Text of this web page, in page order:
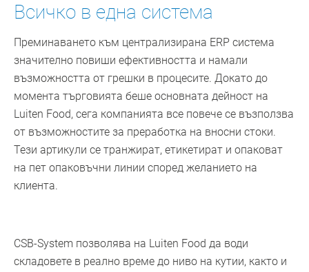
Всичко в една система
Преминаването към централизирана ERP система
значително повиши ефективността и намали
възможността от грешки в процесите. Докато до
момента търговията беше основната дейност на
Luiten Food, сега компанията все повече се възползва
от възможностите за преработка на вносни стоки.
Тези артикули се транжират, етикетират и опаковат
на пет опаковъчни линии според желанието на
клиента.
CSB-System позволява на Luiten Food да води
складовете в реално време до ниво на кутии, както и